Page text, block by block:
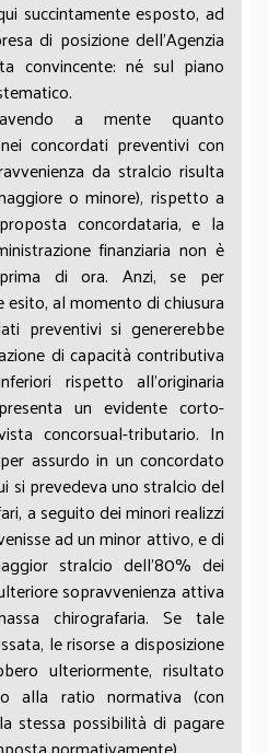
succintamente esposto, ad
di posizione dell’Agenzia
convincente: né sul piano
a mente quanto
concordati preventivi con
da stralcio risulta
o minore), rispetto a
concordataria, e la
finanziaria non è
di ora. Anzi, se per
al momento di chiusura
preventivi si genererebbe
di capacità contributiva
rispetto all’originaria
un evidente corto-
concorsual-tributario. In
assurdo in un concordato
si prevedeva uno stralcio del
a seguito dei minori realizzi
ad un minor attivo, e di
stralcio dell’80% dei
sopravvenienza attiva
chirografaria. Se tale
le risorse a disposizione
ulteriormente, risultato
alla ratio normativa (con
stessa possibilità di pagare